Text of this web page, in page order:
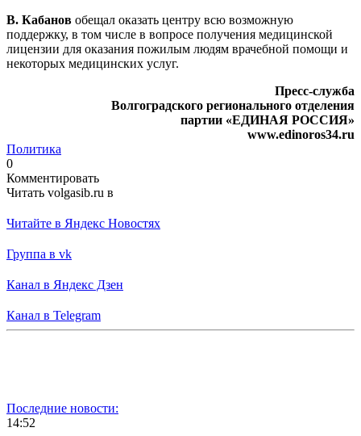
В. Кабанов обещал оказать центру всю возможную
поддержку, в том числе в вопросе получения медицинской
лицензии для оказания пожилым людям врачебной помощи и
некоторых медицинских услуг.
Пресс-служба
Волгоградского регионального отделения
партии «ЕДИНАЯ РОССИЯ»
www.edinoros34.ru
Политика
0
Комментировать
Читать volgasib.ru в
Читайте в Яндекс Новостях
Группа в vk
Канал в Яндекс Дзен
Канал в Telegram
Последние новости:
14:52